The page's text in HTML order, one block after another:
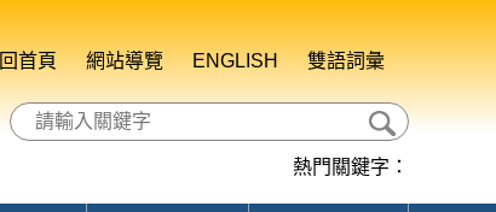
回首頁 網站導覽 ENGLISH 雙語詞彙
熱門關鍵字：